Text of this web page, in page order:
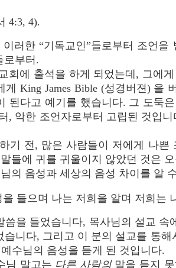
4).
러한 “기독교인”들로부터 조언
로부터.
회에 출석을 하게 되었는데, 그에
King James Bible (성경버젼) 을
된다고 예기를 했습니다. 그 도둑
, 악한 조언자로부터 고립된 것입
기 전, 많은 사람들이 저에게 나
들에 귀를 귀울이지 않았던 것은
의 음성과 세상의 음성 차이를 알
들으며 나는 저희을 알며 저희는
씀을 들었습니다, 목사님의 설교
습니다, 그리고 이 분의 설교를 통
수님의 음성을 듣게 된 것입니다.
님 말고는 다른 사람의말을 듣지 못